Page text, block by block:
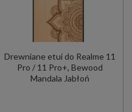
Drewniane etui do Realme 11
Pro / 11 Pro+, Bewood
Mandala Jabłoń